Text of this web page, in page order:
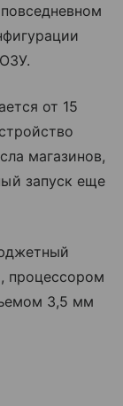
от 15
магазинов,
запуск еще
процессором
3,5 мм